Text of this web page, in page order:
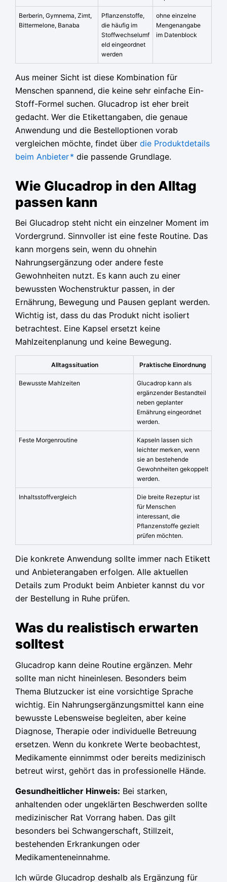
Berberin, Gymnema, Zimt,
Bittermelone, Banaba
Pflanzenstoffe,
die häufig im
Stoffwechselumf
eld eingeordnet
werden
ohne einzelne
Mengenangabe
im Datenblock
Aus meiner Sicht ist diese Kombination für
Menschen spannend, die keine sehr einfache Ein-
Stoff-Formel suchen. Glucadrop ist eher breit
gedacht. Wer die Etikettangaben, die genaue
Anwendung und die Bestelloptionen vorab
vergleichen möchte, findet über die Produktdetails
beim Anbieter* die passende Grundlage.
Wie Glucadrop in den Alltag
passen kann
Bei Glucadrop steht nicht ein einzelner Moment im
Vordergrund. Sinnvoller ist eine feste Routine. Das
kann morgens sein, wenn du ohnehin
Nahrungsergänzung oder andere feste
Gewohnheiten nutzt. Es kann auch zu einer
bewussten Wochenstruktur passen, in der
Ernährung, Bewegung und Pausen geplant werden.
Wichtig ist, dass du das Produkt nicht isoliert
betrachtest. Eine Kapsel ersetzt keine
Mahlzeitenplanung und keine Bewegung.
Alltagssituation Praktische Einordnung
Bewusste Mahlzeiten
Glucadrop kann als
ergänzender Bestandteil
neben geplanter
Ernährung eingeordnet
werden.
Feste Morgenroutine
Kapseln lassen sich
leichter merken, wenn
sie an bestehende
Gewohnheiten gekoppelt
werden.
Inhaltsstoffvergleich
Die breite Rezeptur ist
für Menschen
interessant, die
Pflanzenstoffe gezielt
prüfen möchten.
Die konkrete Anwendung sollte immer nach Etikett
und Anbieterangaben erfolgen. Alle aktuellen
Details zum Produkt beim Anbieter kannst du vor
der Bestellung in Ruhe prüfen.
Was du realistisch erwarten
solltest
Glucadrop kann deine Routine ergänzen. Mehr
sollte man nicht hineinlesen. Besonders beim
Thema Blutzucker ist eine vorsichtige Sprache
wichtig. Ein Nahrungsergänzungsmittel kann eine
bewusste Lebensweise begleiten, aber keine
Diagnose, Therapie oder individuelle Betreuung
ersetzen. Wenn du konkrete Werte beobachtest,
Medikamente einnimmst oder bereits medizinisch
betreut wirst, gehört das in professionelle Hände.
Gesundheitlicher Hinweis: Bei starken,
anhaltenden oder ungeklärten Beschwerden sollte
medizinischer Rat Vorrang haben. Das gilt
besonders bei Schwangerschaft, Stillzeit,
bestehenden Erkrankungen oder
Medikamenteneinnahme.
Ich würde Glucadrop deshalb als Ergänzung für